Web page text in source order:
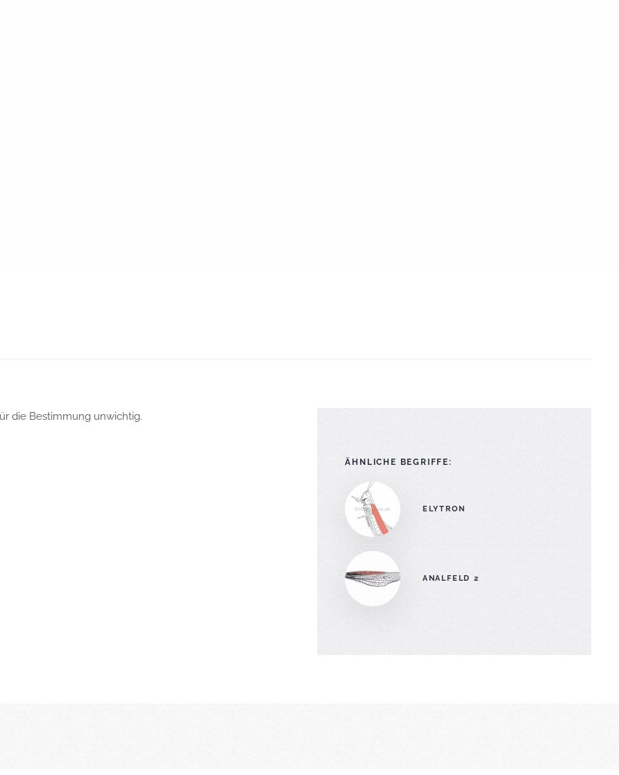
die Bestimmung unwichtig.
ÄHNLICHE BEGRIFFE:
ELYTRON
ANALFELD 2